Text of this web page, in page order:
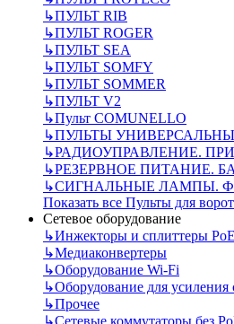
↳ПУЛЬТ RIB
↳ПУЛЬТ ROGER
↳ПУЛЬТ SEA
↳ПУЛЬТ SOMFY
↳ПУЛЬТ SOMMER
↳ПУЛЬТ V2
↳Пульт СOMUNELLO
↳ПУЛЬТЫ
↳РАДИОУПРАВЛЕНИЕ.
↳РЕЗЕРВНОЕ ПИТАНИЕ.
↳СИГНАЛЬНЫЕ ЛАМПЫ.
Показать все Пульты для
Сетевое оборудование
↳Инжекторы и сплиттеры РоЕ
↳Медиаконвертеры
↳Оборудование Wi-Fi
↳Оборудование для усиления
↳Прочее
↳Сетевые коммутаторы без